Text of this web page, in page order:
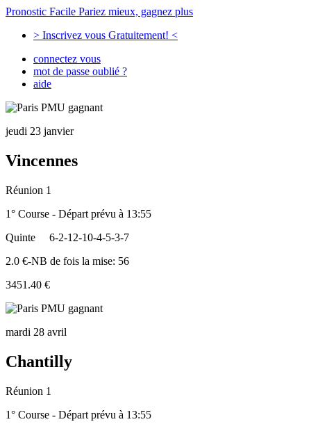
Pronostic Facile Pariez mieux, gagnez plus
> Inscrivez vous Gratuitement! <
connectez vous
mot de passe oublié ?
aide
jeudi 23 janvier
Vincennes
Réunion 1
1° Course - Départ prévu à 13:55
Quinte
6-2-12-10-4-5-3-7
2.0 €-NB de fois la mise: 56
3451.40 €
mardi 28 avril
Chantilly
Réunion 1
1° Course - Départ prévu à 13:55